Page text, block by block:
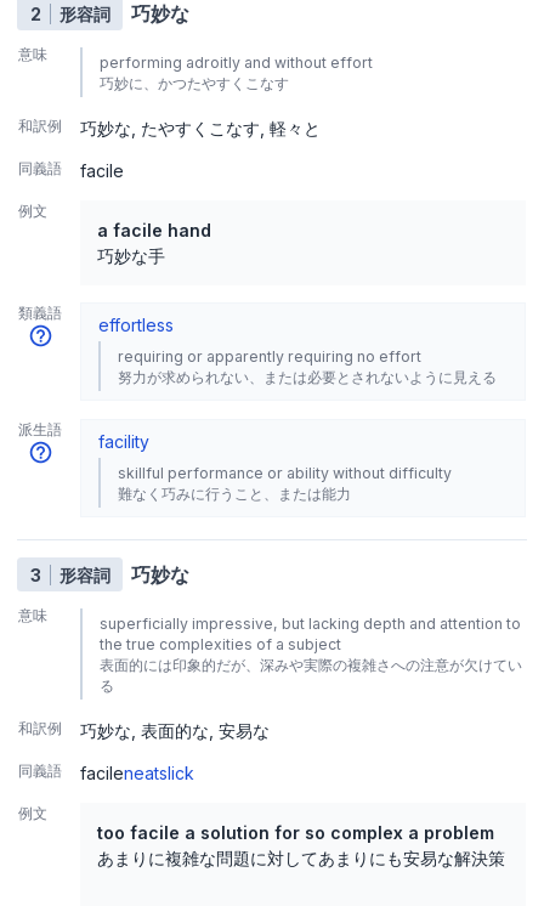
2 形容詞 巧妙な
意味
performing adroitly and without effort
巧妙に、かつたやすくこなす
和訳例 巧妙な たやすくこなす 軽々と
同義語 facile
例文
a facile hand
巧妙な手
類義語
effortless
requiring or apparently requiring no effort
努力が求められない、または必要とされないように見える
派生語
facility
skillful performance or ability without difficulty
難なく巧みに行うこと、または能力
3 形容詞 巧妙な
意味
superficially impressive, but lacking depth and attention to
the true complexities of a subject
表面的には印象的だが、深みや実際の複雑さへの注意が欠けてい
る
和訳例 巧妙な 表面的な 安易な
同義語 facileneatslick
例文
too facile a solution for so complex a problem
あまりに複雑な問題に対してあまりにも安易な解決策